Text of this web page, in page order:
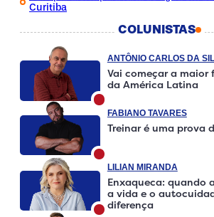
Curitiba
COLUNISTAS
ANTÔNIO CARLOS DA
Vai começar a maior
da América Latina
FABIANO TAVARES
Treinar é uma prova
LILIAN MIRANDA
Enxaqueca: quando
a vida e o
diferença